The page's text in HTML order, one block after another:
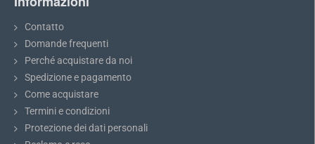
Contatto
Domande frequenti
Perché acquistare da noi
Spedizione e pagamento
Come acquistare
Termini e condizioni
Protezione dei dati personali